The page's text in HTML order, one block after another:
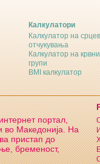
Калкулатори
Калкулатор на
отчукувања
Калкулатор на крвни
групи
BMI калкулатор
портал,
во Македонија. На
пристап до
бременост,